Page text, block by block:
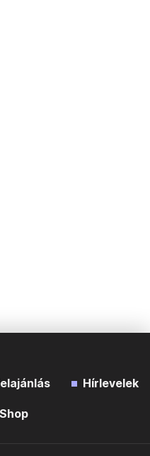
Hírlevelek